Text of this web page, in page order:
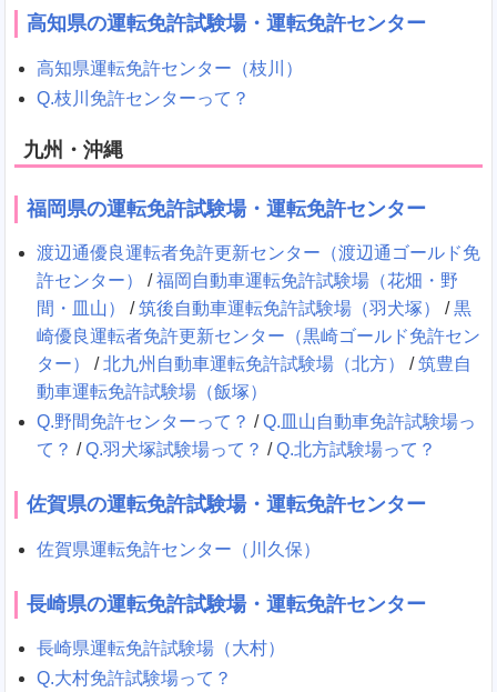
高知県の運転免許試験場・運転免許センター
高知県運転免許センター（枝川）
Q.枝川免許センターって？
九州・沖縄
福岡県の運転免許試験場・運転免許センター
渡辺通優良運転者免許更新センター（渡辺通ゴールド免
許センター）
/福岡自動車運転免許試験場（花畑・野
間・皿山）
/筑後自動車運転免許試験場（羽犬塚） /黒
崎優良運転者免許更新センター（黒崎ゴールド免許セン
ター）
/北九州自動車運転免許試験場（北方） /筑豊自
動車運転免許試験場（飯塚）
Q.野間免許センターって？ /Q.皿山自動車免許試験場っ
て？ /Q.羽犬塚試験場って？ /Q.北方試験場って？
佐賀県の運転免許試験場・運転免許センター
佐賀県運転免許センター（川久保）
長崎県の運転免許試験場・運転免許センター
長崎県運転免許試験場（大村）
Q.大村免許試験場って？